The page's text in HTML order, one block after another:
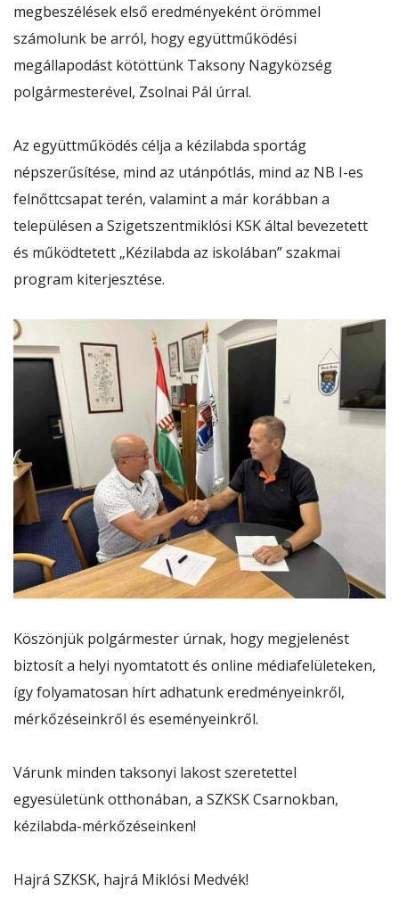
megbeszélések első eredményeként örömmel
számolunk be arról, hogy együttműködési
megállapodást kötöttünk Taksony Nagyközség
polgármesterével, Zsolnai Pál úrral.
Az együttműködés célja a kézilabda sportág
népszerűsítése, mind az utánpótlás, mind az NB I-es
felnőttcsapat terén, valamint a már korábban a
településen a Szigetszentmiklósi KSK által bevezetett
és működtetett „Kézilabda az iskolában” szakmai
program kiterjesztése.
Köszönjük polgármester úrnak, hogy megjelenést
biztosít a helyi nyomtatott és online médiafelületeken,
így folyamatosan hírt adhatunk eredményeinkről,
mérkőzéseinkről és eseményeinkről.
Várunk minden taksonyi lakost szeretettel
egyesületünk otthonában, a SZKSK Csarnokban,
kézilabda-mérkőzéseinken!
Hajrá SZKSK, hajrá Miklósi Medvék!